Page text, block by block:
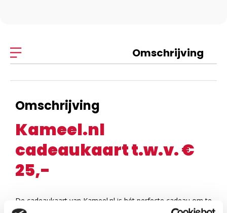
Omschrijving
Omschrijving
Kameel.nl
cadeaukaart t.w.v. €
25,-
De cadeaukaart van Kameel.nl is hét perfecte cadeau om te